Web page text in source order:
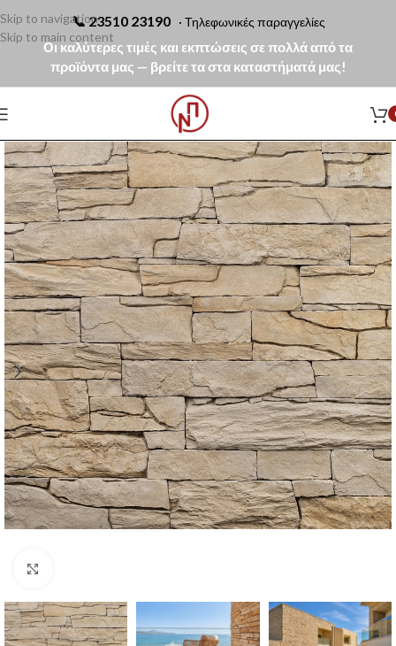
📞23510 23190 · Τηλεφωνικές παραγγελίες
Οι καλύτερες τιμές και εκπτώσεις σε πολλά από τα
προϊόντα μας — βρείτε τα στα καταστήματά μας!
Skip to navigation
Skip to main content